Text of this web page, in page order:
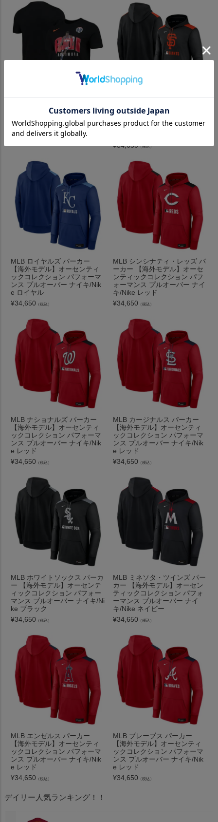
ザーズ Tシャツ ヒーロー パフ
ォーマンス ナイキ/Nike ブラ
ック
¥11,550
イアンツ パーカー 【海外モデ
ル】オーセンティックコレク
ション パフォーマンス プルオ
¥34,650（税込）
MLB ロイヤルズ パーカー
【海外モデル】オーセンティ
ックコレクション パフォーマ
ンス プルオーバー ナイキ/Nik
e ロイヤル
¥34,650 （税込）
MLB シンシナティ・レッズ パ
ーカー 【海外モデル】オーセ
ンティックコレクション パフ
ォーマンス プルオーバー ナイ
キ/Nike レッド
¥34,650 （税込）
MLB ナショナルズ パーカー
【海外モデル】オーセンティ
ックコレクション パフォーマ
ンス プルオーバー ナイキ/Nik
e レッド
¥34,650 （税込）
MLB カージナルス パーカー
【海外モデル】オーセンティ
ックコレクション パフォーマ
ンス プルオーバー ナイキ/Nik
e レッド
¥34,650 （税込）
MLB ホワイトソックス パーカ
ー 【海外モデル】オーセンテ
ィックコレクション パフォー
マンス プルオーバー ナイキ/Ni
ke ブラック
¥34,650 （税込）
MLB ミネソタ・ツインズ パー
カー 【海外モデル】オーセン
ティックコレクション パフォ
ーマンス プルオーバー ナイ
キ/Nike ネイビー
¥34,650 （税込）
MLB エンゼルス パーカー
【海外モデル】オーセンティ
ックコレクション パフォーマ
ンス プルオーバー ナイキ/Nik
e レッド
¥34,650 （税込）
MLB ブレーブス パーカー
【海外モデル】オーセンティ
ックコレクション パフォーマ
ンス プルオーバー ナイキ/Nik
e レッド
¥34,650 （税込）
デイリー人気ランキング！！